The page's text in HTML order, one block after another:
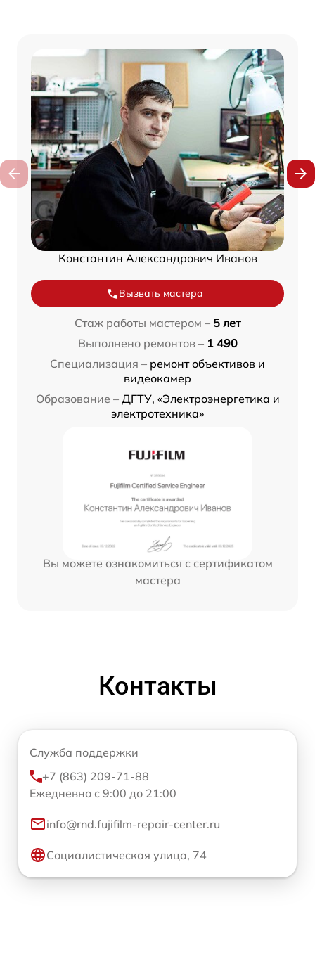
Константин Александрович Иванов
Вызвать мастера
Стаж работы мастером – 5 лет
Выполнено ремонтов – 1 490
Специализация – ремонт объективов и
видеокамер
Образование – ДГТУ, «Электроэнергетика и
электротехника»
Вы можете ознакомиться с сертификатом
мастера
Контакты
Служба поддержки
+7 (863) 209-71-88
Ежедневно с 9:00 до 21:00
info@rnd.fujifilm-repair-center.ru
Социалистическая улица, 74